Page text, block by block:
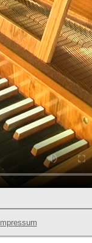
Impressum